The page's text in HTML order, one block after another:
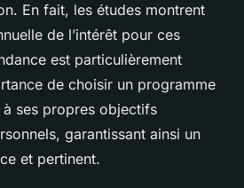
En fait, les études montrent
de l’intérêt pour ces
est particulièrement
de choisir un programme
ses propres objectifs
garantissant ainsi un
et pertinent.